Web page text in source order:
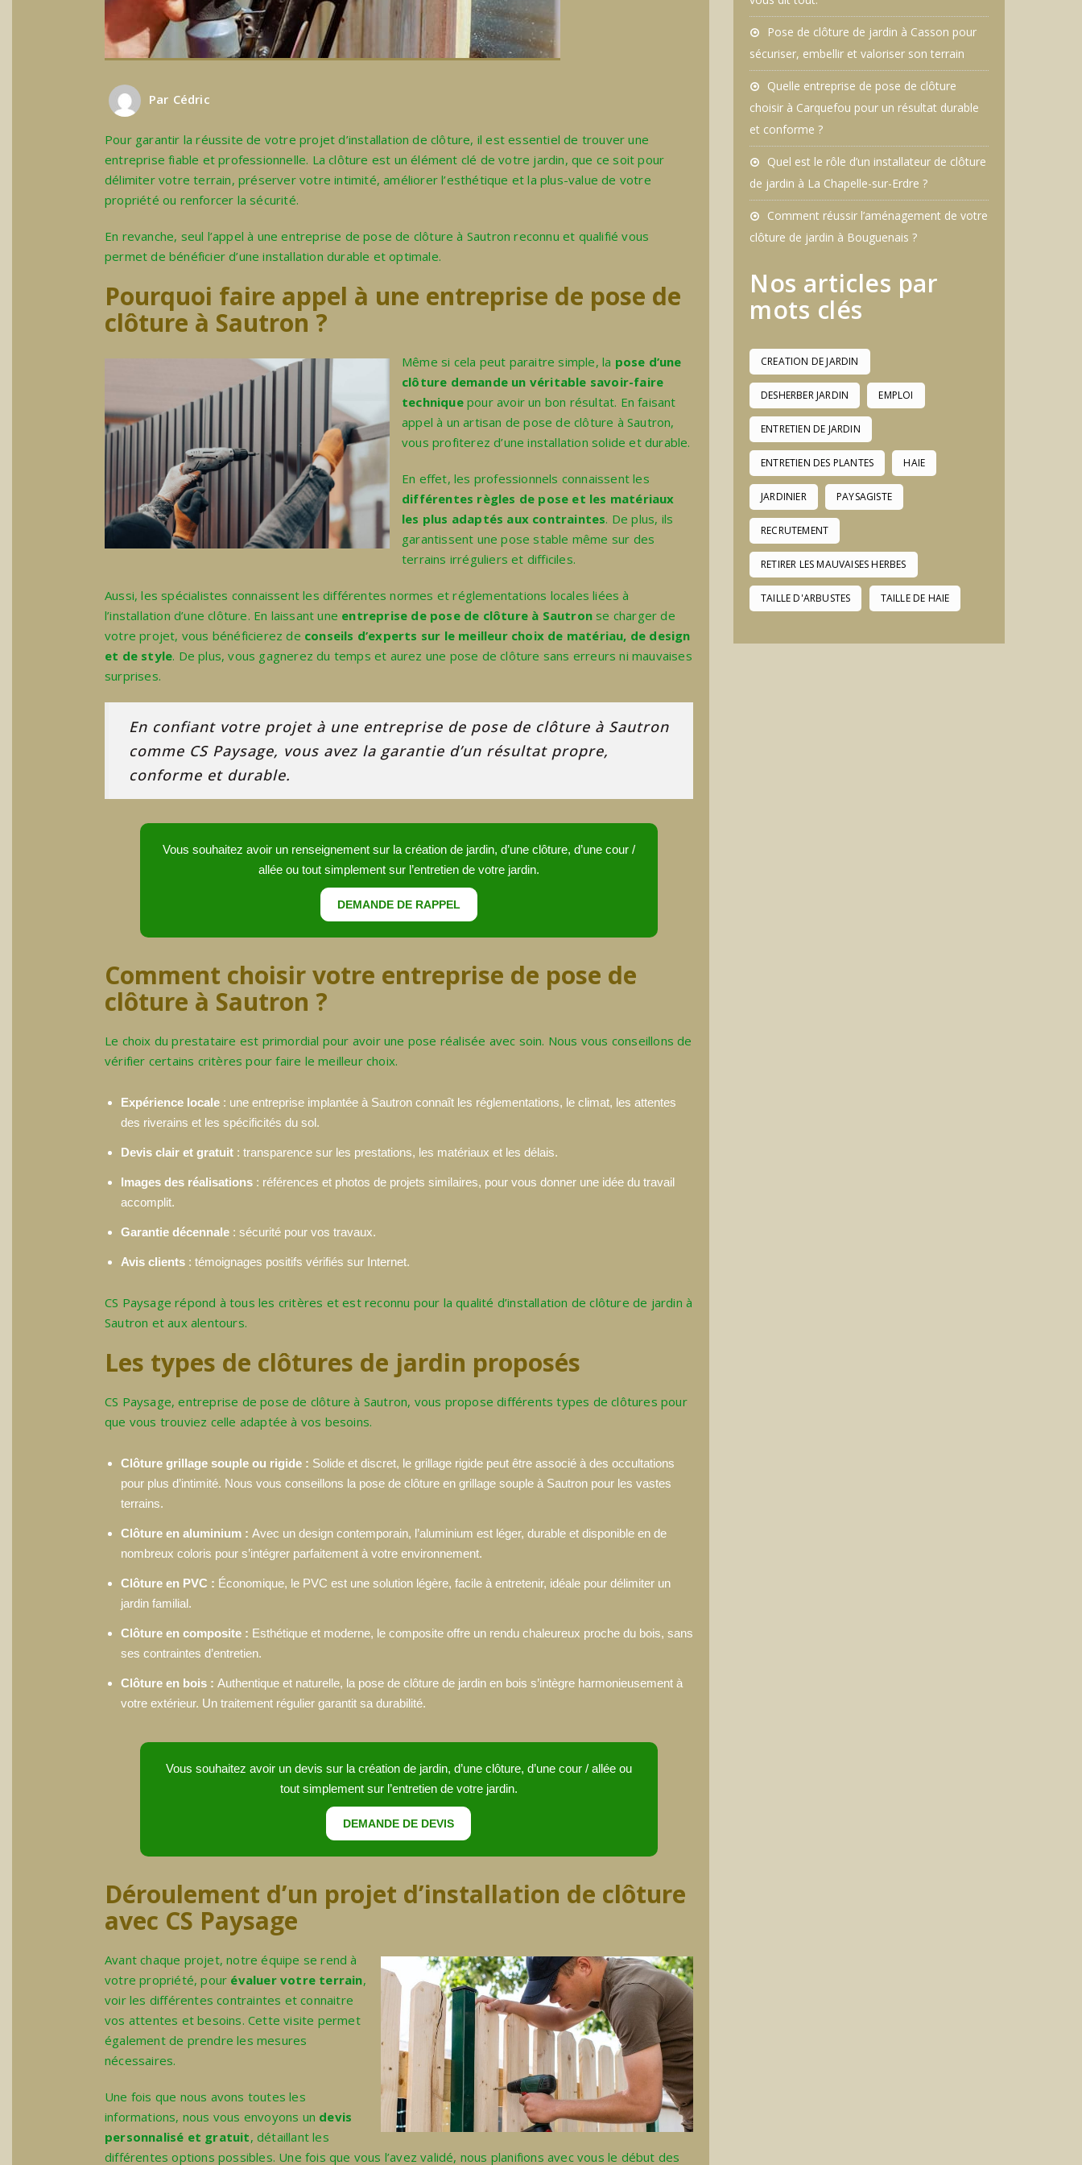
Par Cédric
Pour garantir la réussite de votre projet d’installation de clôture, il est essentiel de trouver une
entreprise fiable et professionnelle. La clôture est un élément clé de votre jardin, que ce soit pour
délimiter votre terrain, préserver votre intimité, améliorer l’esthétique et la plus-value de votre
propriété ou renforcer la sécurité.
En revanche, seul l’appel à une entreprise de pose de clôture à Sautron reconnu et qualifié vous
permet de bénéficier d’une installation durable et optimale.
Pourquoi faire appel à une entreprise de pose de
clôture à Sautron ?
Même si cela peut paraitre simple, la pose d’une
clôture demande un véritable savoir-faire
techniquepour avoir un bon résultat. En faisant
appel à unartisan de pose de clôture à Sautron,
vous profiterez d’une installation solide et durable.
En effet, les professionnels connaissent les
différentes règles de pose et les matériaux
les plus adaptés aux contraintes. De plus, ils
garantissent une pose stable même sur des
terrains irréguliers et difficiles.
Aussi, les spécialistes connaissent les différentes normes et réglementations locales liées à
l’installation d’une clôture. En laissant une entreprise de pose de clôture à Sautronse charger de
votre projet, vous bénéficierez de conseils d’experts sur le meilleur choix de matériau, de design
et de style. De plus, vous gagnerez du temps et aurez une pose de clôture sans erreurs ni mauvaises
surprises.
En confiant votre projet à une entreprise de pose de clôture à Sautron
comme CS Paysage, vous avez la garantie d’un résultat propre,
conforme et durable.
Vous souhaitez avoir un renseignement sur la création de jardin, d’une clôture, d’une cour /
allée ou tout simplement sur l’entretien de votre jardin.
DEMANDE DE RAPPEL
Comment choisir votre entreprise de pose de
clôture à Sautron ?
Le choix du prestataire est primordial pour avoir une pose réalisée avec soin. Nous vous conseillons de
vérifier certains critères pour faire le meilleur choix.
Expérience locale : une entreprise implantée à Sautron connaît les réglementations, le climat, les attentes
des riverains et les spécificités du sol.
Devis clair et gratuit : transparence sur les prestations, les matériaux et les délais.
Images des réalisations : références et photos de projets similaires, pour vous donner une idée du travail
accomplit.
Garantie décennale : sécurité pour vos travaux.
Avis clients : témoignages positifs vérifiés sur Internet.
CS Paysage répond à tous les critères et est reconnu pour la qualité d’installation de clôture de jardin à
Sautron et aux alentours.
Les types de clôtures de jardin proposés
CS Paysage, entreprise de pose de clôture à Sautron, vous propose différents types de clôtures pour
que vous trouviez celle adaptée à vos besoins.
Clôture grillage souple ou rigide : Solide et discret, le grillage rigide peut être associé à des occultations
pour plus d’intimité. Nous vous conseillons la pose de clôture en grillage souple à Sautron pour les vastes
terrains.
Clôture en aluminium : Avec un design contemporain, l’aluminium est léger, durable et disponible en de
nombreux coloris pour s’intégrer parfaitement à votre environnement.
Clôture en PVC : Économique, le PVC est une solution légère, facile à entretenir, idéale pour délimiter un
jardin familial.
Clôture en composite : Esthétique et moderne, le composite offre un rendu chaleureux proche du bois, sans
ses contraintes d’entretien.
Clôture en bois : Authentique et naturelle, la pose de clôture de jardin en bois s’intègre harmonieusement à
votre extérieur. Un traitement régulier garantit sa durabilité.
Vous souhaitez avoir un devis sur la création de jardin, d’une clôture, d’une cour / allée ou
tout simplement sur l’entretien de votre jardin.
DEMANDE DE DEVIS
Déroulement d’un projet d’installation de clôture
avec CS Paysage
Avant chaque projet, notre équipe se rend à
votre propriété, pour évaluer votre terrain,
voir les différentes contraintes et connaitre
vos attentes et besoins. Cette visite permet
également de prendre les mesures
nécessaires.
Une fois que nous avons toutes les
informations, nous vous envoyons un devis
personnalisé et gratuit, détaillant les
différentes options possibles. Une fois que vous l’avez validé, nous planifions avec vous le début des
Pose de clôture de jardin à Casson pour
sécuriser, embellir et valoriser son terrain
Quelle entreprise de pose de clôture
choisir à Carquefou pour un résultat durable
et conforme ?
Quel est le rôle d’un installateur de clôture
de jardin à La Chapelle-sur-Erdre ?
Comment réussir l’aménagement de votre
clôture de jardin à Bouguenais ?
Nos articles par
mots clés
CREATION DE JARDIN
DESHERBER JARDIN EMPLOI
ENTRETIEN DE JARDIN
ENTRETIEN DES PLANTES HAIE
JARDINIER PAYSAGISTE
RECRUTEMENT
RETIRER LES MAUVAISES HERBES
TAILLE D'ARBUSTES TAILLE DE HAIE